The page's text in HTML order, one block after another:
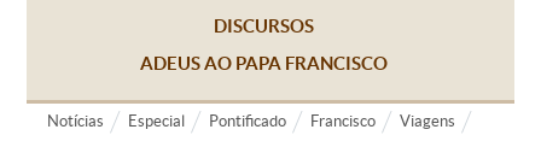
DISCURSOS
ADEUS AO PAPA FRANCISCO
Notícias Especial Pontificado Francisco Viagens